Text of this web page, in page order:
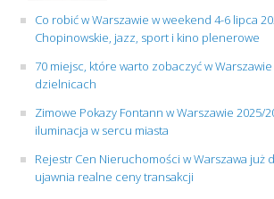
Co robić w Warszawie w weekend 4-6 lipca
Chopinowskie, jazz, sport i kino plenerowe
70 miejsc, które warto zobaczyć w
dzielnicach
Zimowe Pokazy Fontann w Warszawie 2025/
iluminacja w sercu miasta
Rejestr Cen Nieruchomości w Warszawa już
ujawnia realne ceny transakcji